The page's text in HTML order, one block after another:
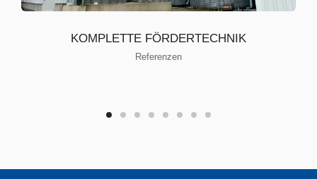
KOMPLETTE FÖRDERTECHNIK
Referenzen